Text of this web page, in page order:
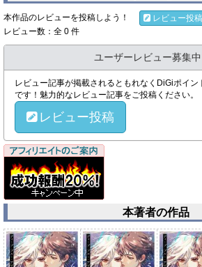
本作品のレビューを投稿しよう！
レビュー投稿
レビュー数：全 0 件
ユーザーレビュー募集中
レビュー記事が掲載されるともれなくDiGiポイン
です！魅力的なレビュー記事をご投稿ください。
レビュー投稿
本著者の作品